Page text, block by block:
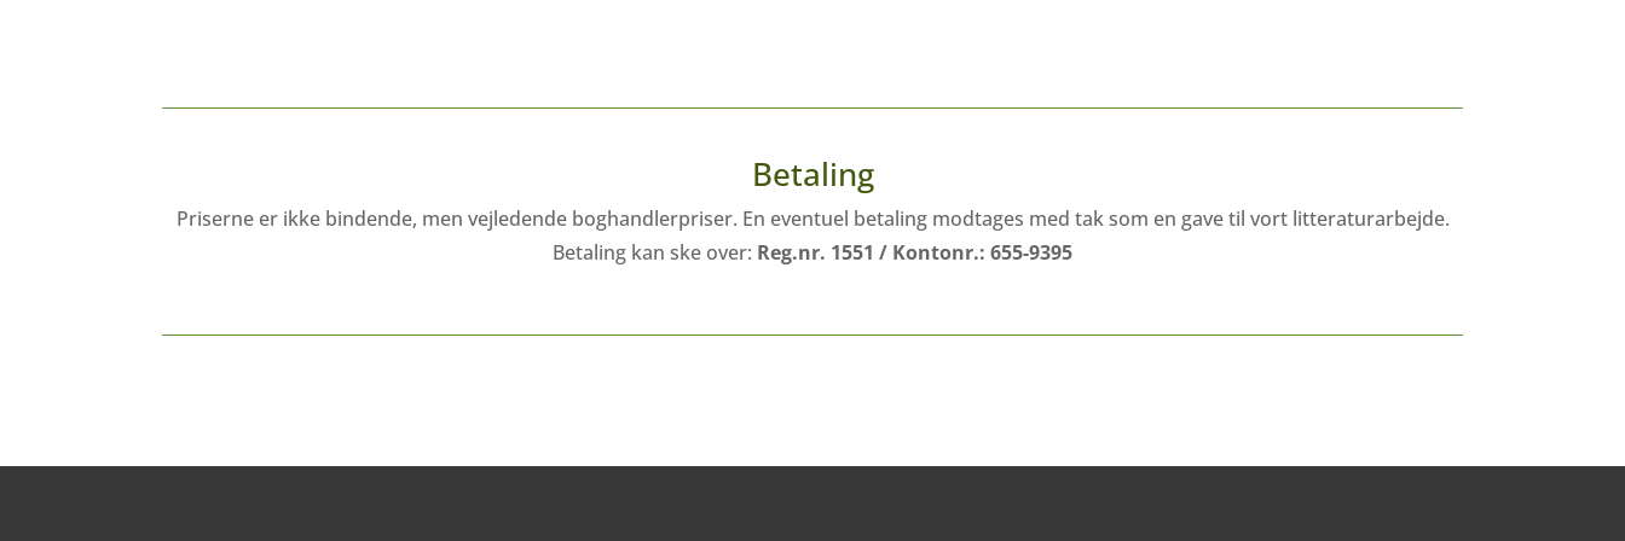
Betaling
Priserne er ikke bindende, men vejledende boghandlerpriser. En eventuel betaling modtages med tak som en gave til vort litteraturarbejde.
Betaling kan ske over: Reg.nr. 1551 / Kontonr.: 655-9395